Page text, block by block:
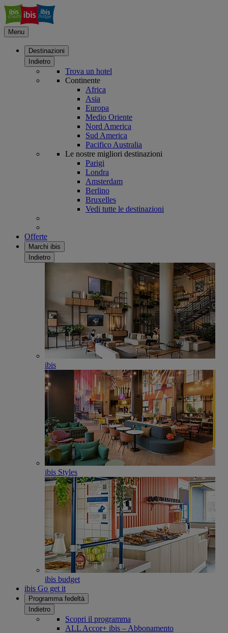
Menu
Destinazioni
Indietro
Trova un hotel
Continente
Africa
Asia
Europa
Medio Oriente
Nord America
Sud America
Pacifico Australia
Le nostre migliori destinazioni
Parigi
Londra
Amsterdam
Berlino
Bruxelles
Vedi tutte le destinazioni
Offerte
Marchi ibis
Indietro
ibis
ibis Styles
ibis budget
ibis Go get it
Programma fedeltà
Indietro
Scopri il programma
ALL Accor+ ibis – Abbonamento